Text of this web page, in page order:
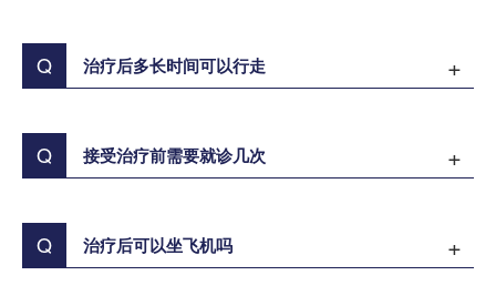
Q 治疗后多长时间可以行走
Q 接受治疗前需要就诊几次
Q 治疗后可以坐飞机吗